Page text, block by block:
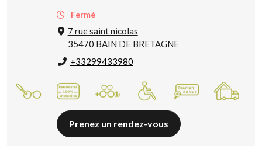
Fermé
7 rue saint nicolas
35470 BAIN DE BRETAGNE
+33299433980
Prenez un rendez-vous